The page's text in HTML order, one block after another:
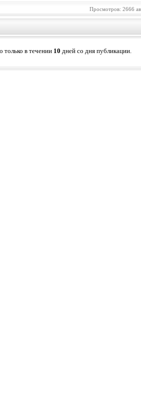
Просмотров: 2666
только в течении 10 дней со дня публикации.